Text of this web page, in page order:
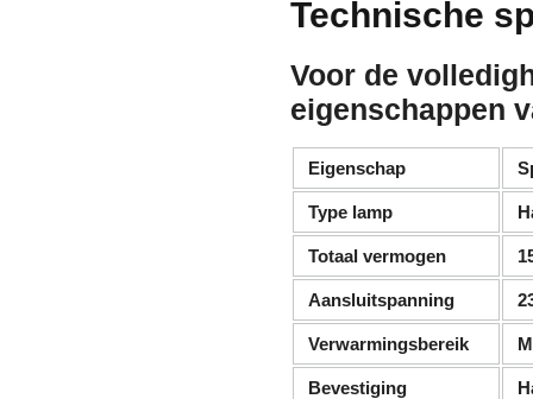
Technische
Voor de
eigenschappen
Eigenschap
Type lamp
Totaal vermogen
Aansluitspanning
Verwarmingsbereik
Bevestiging